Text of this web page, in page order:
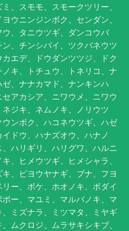
、スモモ、スモークツリー、
ウニンジンボク、センダン、
、タニウツギ、ダンコウバ
、チンシバイ、ツクバネウツ
エデ、ドウダンツツジ、ドク
キ、トチュウ、トネリコ、ナ
、ナナカマド、ナンキンハ
アカシア、ニワウメ、ニワウ
ジキ、ネムノキ、ノリウツ
ンボク、ハコネウツギ、ハゼ
ドウ、ハナズオウ、ハナノ
ハリギリ、ハリグワ、ハルニ
、ヒメウツギ、ヒメシャラ、
、ビヨウヤナギ、ブナ、フヨ
ー、ボケ、ホオノキ、ボダイ
ー、マユミ、マルバノキ、マ
ミズナラ、ミツマタ、ミヤギ
ムクロジ、ムラサキシキブ、